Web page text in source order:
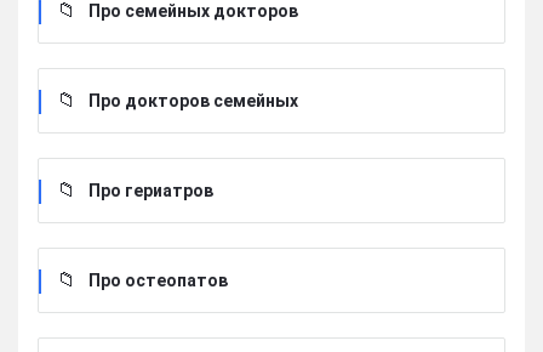
Про семейных докторов
Про докторов семейных
Про гериатров
Про остеопатов